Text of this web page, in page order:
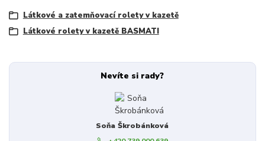
Látkové a zatemňovací rolety v kazetě
Látkové rolety v kazetě BASMATI
Nevíte si rady?
Soňa Škrobánková